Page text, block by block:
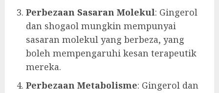
Perbezaan Sasaran Molekul: Gingerol
dan shogaol mungkin mempunyai
sasaran molekul yang berbeza, yang
boleh mempengaruhi kesan terapeutik
mereka.
Perbezaan Metabolisme: Gingerol dan